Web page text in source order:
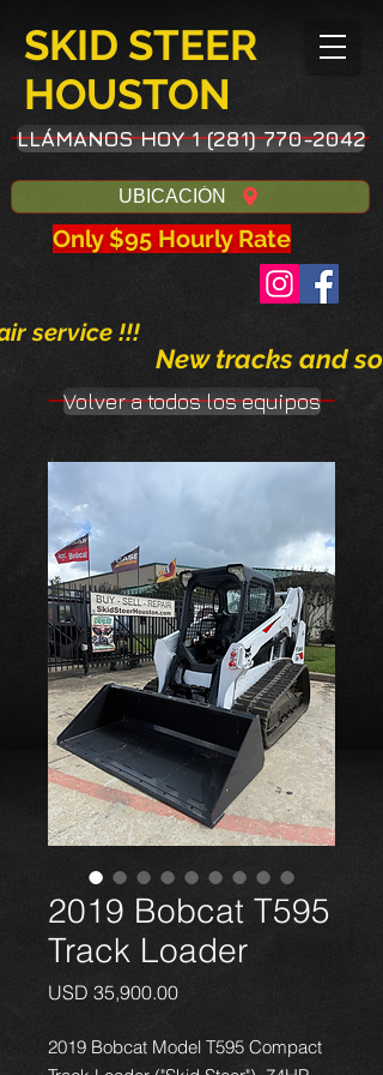
SKID STEER
HOUSTON
LLÁMANOS HOY 1 (281) 770-2042
UBICACIÓN
service !!!
New tracks and
Only $95 Hourly Rate
Volver a todos los equipos
2019 Bobcat T595
Track Loader
USD 35,900.00Precio
2019 Bobcat Model T595 Compact